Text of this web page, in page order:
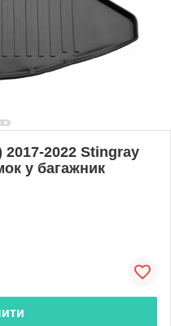
2017-2022 Stingray
у багажник